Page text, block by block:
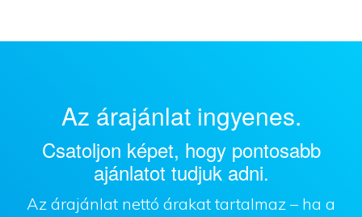
Az árajánlat ingyenes.
Csatoljon képet, hogy pontosabb
ajánlatot tudjuk adni.
Az árajánlat nettó árakat tartalmaz – ha a